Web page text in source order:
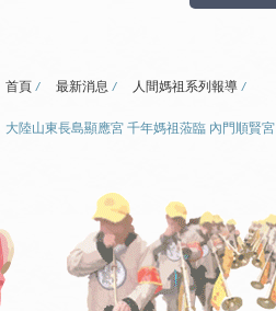
首頁 最新消息 人間媽祖系列報導
大陸山東長島顯應宮 千年媽祖蒞臨 內門順賢宮